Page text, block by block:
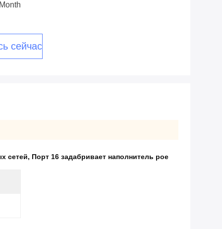
сейчас
сетей, Порт 16 задабривает наполнитель poe